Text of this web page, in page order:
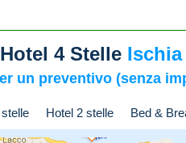
Hotel 4 Stelle
un preventivo (senza
Hotel 2 stelle Bed &